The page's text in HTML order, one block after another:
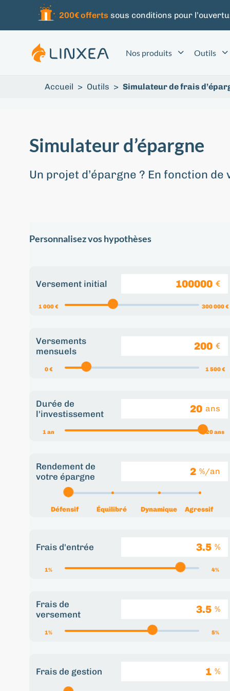
200€ offerts sous conditions pour
Nos produits Outils
Accueil > Outils > Simulateur de frais
Simulateur d’épargne
Un projet d’épargne ? En fonction
Personnalisez vos hypothèses
Versement initial €
1 000 € 300 000 €
Versements
mensuels
€
0 € 1 500 €
Durée de
l'investissement
ans
1 an 20 ans
Rendement de
votre épargne
%/an
Défensif Équilibré Dynamique Agressif
Frais d'entrée %
1% 4%
Frais de
versement
%
1% 5%
Frais de gestion %